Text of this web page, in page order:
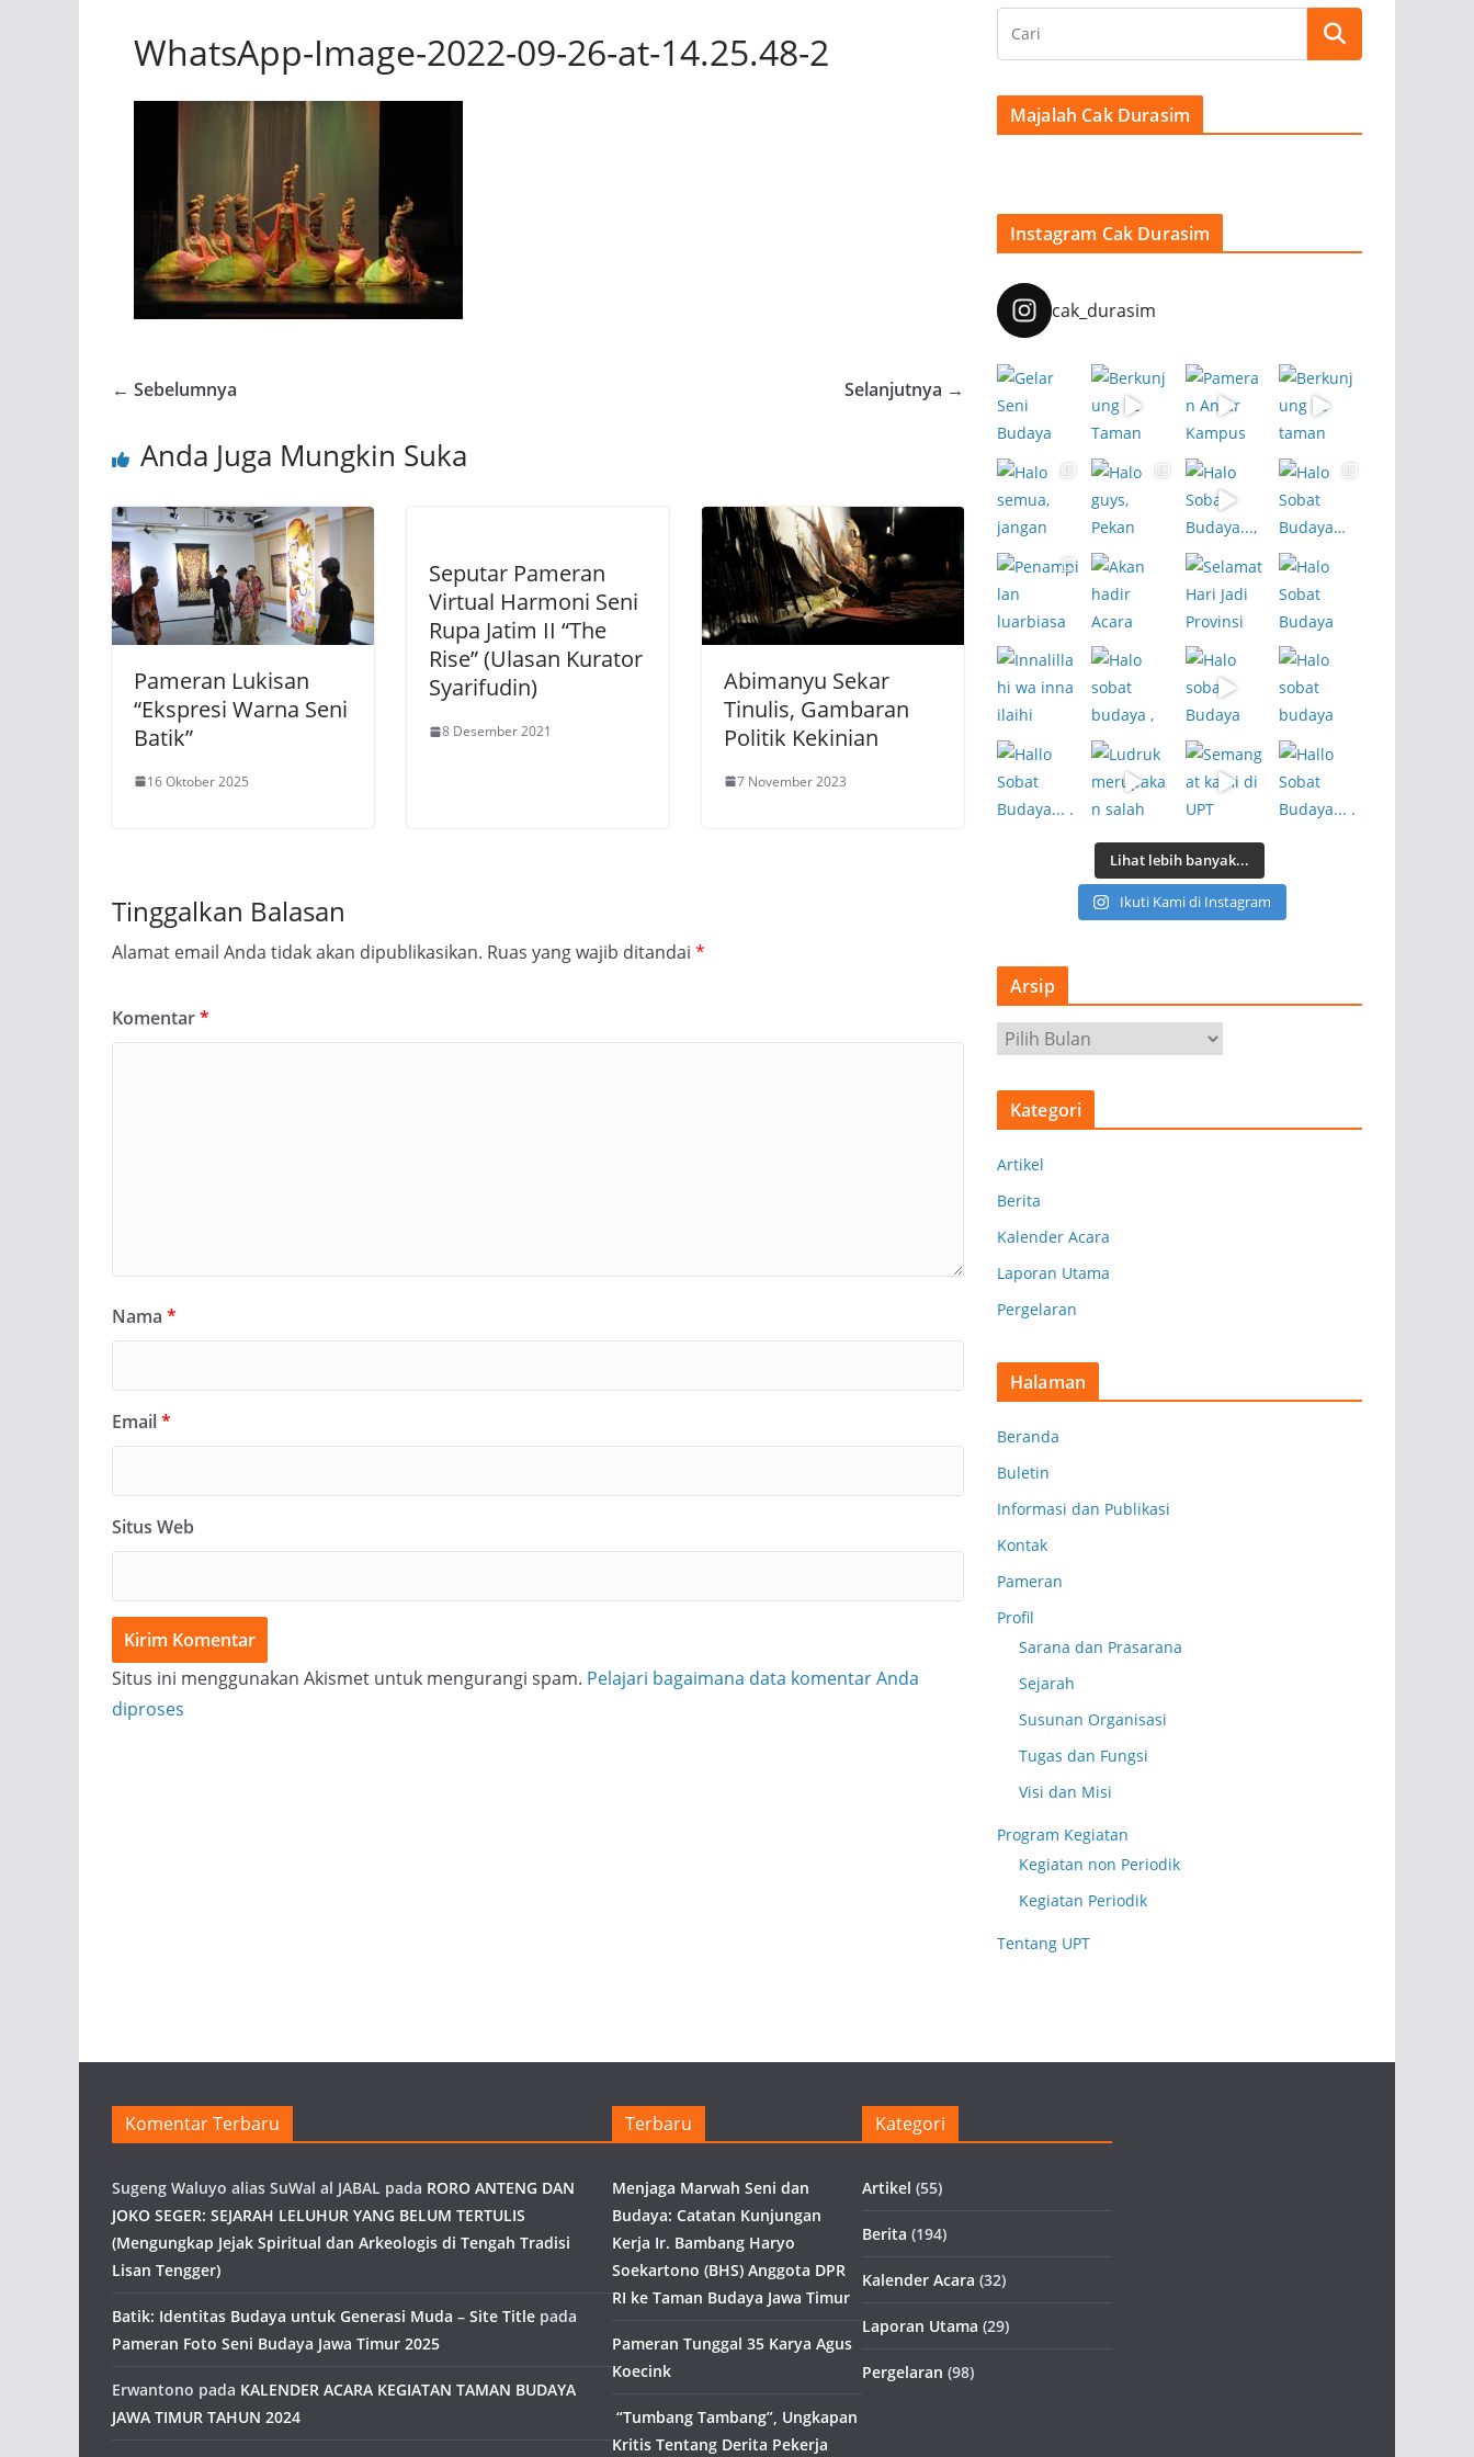
WhatsApp-Image-2022-09-26-at-14.25.48-2
← Sebelumnya Selanjutnya →
Anda Juga Mungkin Suka
Pameran Lukisan
“Ekspresi Warna Seni
Batik”
16 Oktober 2025
Seputar Pameran
Virtual Harmoni Seni
Rupa Jatim II “The
Rise” (Ulasan Kurator
Syarifudin)
8 Desember 2021
Abimanyu Sekar
Tinulis, Gambaran
Politik Kekinian
7 November 2023
Tinggalkan Balasan
Alamat email Anda tidak akan dipublikasikan. Ruas yang wajib ditandai *
Komentar*
Nama *
Email*
Situs Web
Situs ini menggunakan Akismet untuk mengurangi spam. Pelajari bagaimana data komentar Anda
diproses
Majalah Cak Durasim
Instagram Cak Durasim
cak_durasim
Lihat lebih banyak...
Ikuti Kami di Instagram
Arsip
r
s
Kategori
Artikel
Berita
Kalender Acara
Laporan Utama
Pergelaran
Halaman
Beranda
Buletin
Informasi dan Publikasi
Kontak
Pameran
Profil
Sarana dan Prasarana
Sejarah
Susunan Organisasi
Tugas dan Fungsi
Visi dan Misi
Program Kegiatan
Kegiatan non Periodik
Kegiatan Periodik
Tentang UPT
Komentar Terbaru
Sugeng Waluyo alias SuWal al JABAL pada RORO ANTENG DAN
JOKO SEGER: SEJARAH LELUHUR YANG BELUM TERTULIS
(Mengungkap Jejak Spiritual dan Arkeologis di Tengah Tradisi
Lisan Tengger)
Batik: Identitas Budaya untuk Generasi Muda – Site Title pada
Pameran Foto Seni Budaya Jawa Timur 2025
Erwantono pada KALENDER ACARA KEGIATAN TAMAN BUDAYA
JAWA TIMUR TAHUN 2024
Terbaru
Menjaga Marwah Seni dan
Budaya: Catatan Kunjungan
Kerja Ir. Bambang Haryo
Soekartono (BHS) Anggota DPR
RI ke Taman Budaya Jawa Timur
Pameran Tunggal 35 Karya Agus
Koecink
“Tumbang Tambang”, Ungkapan
Kritis Tentang Derita Pekerja
Kategori
Artikel (55)
Berita (194)
Kalender Acara (32)
Laporan Utama (29)
Pergelaran (98)